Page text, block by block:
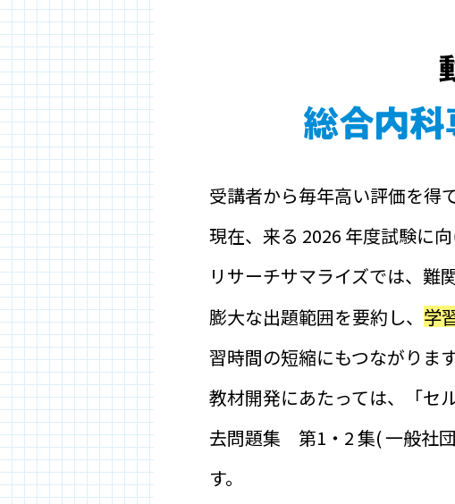
受講者から毎年高い評価を得
現在、来る 2026 年度試験に
リサーチサマライズでは、難
膨大な出題範囲を要約し、 学
習時間の短縮にもつながります
教材開発にあたっては、「セ
去問題集 第1・2 集( 一般社
す。